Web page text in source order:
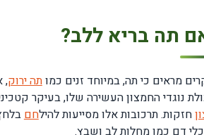
תה בריא ללב?
מראים כי תה, במיוחד זנים כמותה ירוק,
נוגדי החמצון העשירה שלו, בעיקר
חזקות. תרכובות אלו מסייעות להילחם
דם כמו מחלות לב ושבץ.